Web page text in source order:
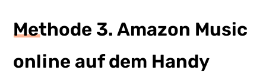
Methode 3. Amazon Music
online auf dem Handy